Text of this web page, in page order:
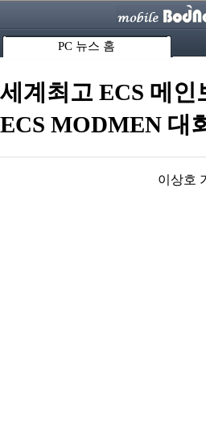
PC 뉴스 홈
세계최고 ECS 메인
ECS MODMEN 대
이상호